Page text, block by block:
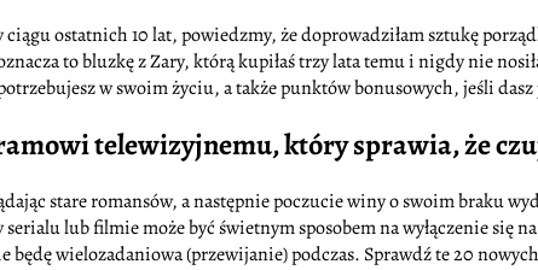
ostatnich 10 lat, powiedzmy, że doprowadziłam sztukę
to bluzkę z Zary, którą kupiłaś trzy lata temu i nigdy nie
w swoim życiu, a także punktów bonusowych, jeśli
telewizyjnemu, który sprawia, że
stare romansów, a następnie poczucie winy o swoim braku
lub filmie może być świetnym sposobem na wyłączenie się
wielozadaniowa (przewijanie) podczas. Sprawdź te 20